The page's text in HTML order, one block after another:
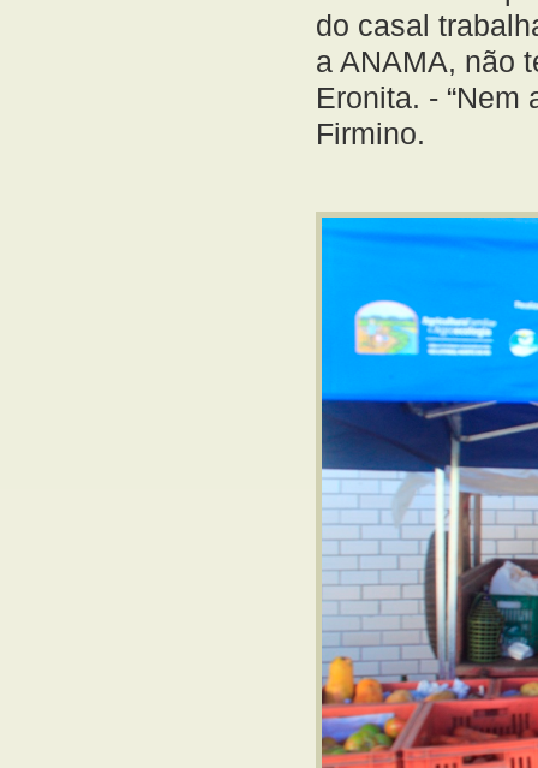
do casal
a ANAMA, não
Eronita. - “Nem
Firmino.